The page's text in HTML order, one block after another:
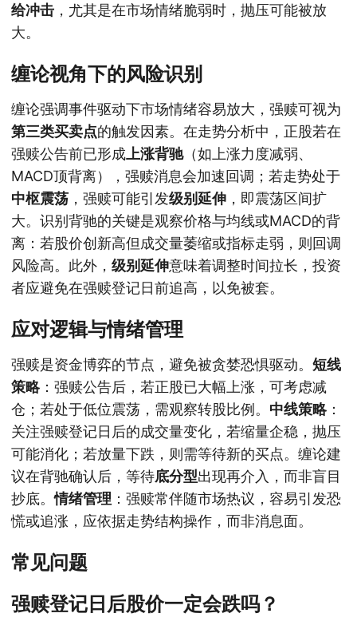
给冲击 ，尤其是在市场情绪脆弱时，抛压可能被放
大。
缠论视角下的风险识别
缠论强调事件驱动下市场情绪容易放大，强赎可视为
第三类买卖点的触发因素。在走势分析中，正股若在
强赎公告前已形成 上涨背驰（如上涨力度减弱、
MACD顶背离），强赎消息会加速回调；若走势处于
中枢震荡 ，强赎可能引发级别延伸 ，即震荡区间扩
大。识别背驰的关键是观察价格与均线或MACD的背
离：若股价创新高但成交量萎缩或指标走弱，则回调
风险高。此外， 级别延伸意味着调整时间拉长，投资
者应避免在强赎登记日前追高，以免被套。
应对逻辑与情绪管理
强赎是资金博弈的节点，避免被贪婪恐惧驱动。 短线
策略 ：强赎公告后，若正股已大幅上涨，可考虑减
仓；若处于低位震荡，需观察转股比例。 中线策略 ：
关注强赎登记日后的成交量变化，若缩量企稳，抛压
可能消化；若放量下跌，则需等待新的买点。缠论建
议在背驰确认后，等待底分型出现再介入，而非盲目
抄底。情绪管理 ：强赎常伴随市场热议，容易引发恐
慌或追涨，应依据走势结构操作，而非消息面。
常见问题
强赎登记日后股价一定会跌吗？